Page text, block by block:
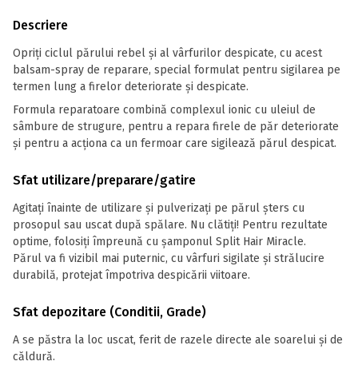
Descriere
Opriți ciclul părului rebel și al vârfurilor despicate, cu acest
balsam-spray de reparare, special formulat pentru sigilarea pe
termen lung a firelor deteriorate și despicate.
Formula reparatoare combină complexul ionic cu uleiul de
sâmbure de strugure, pentru a repara firele de păr deteriorate
și pentru a acționa ca un fermoar care sigilează părul despicat.
Sfat utilizare/preparare/gatire
Agitați înainte de utilizare și pulverizați pe părul șters cu
prosopul sau uscat după spălare. Nu clătiți! Pentru rezultate
optime, folosiți împreună cu șamponul Split Hair Miracle.
Părul va fi vizibil mai puternic, cu vârfuri sigilate și strălucire
durabilă, protejat împotriva despicării viitoare.
Sfat depozitare (Conditii, Grade)
A se păstra la loc uscat, ferit de razele directe ale soarelui și de
căldură.